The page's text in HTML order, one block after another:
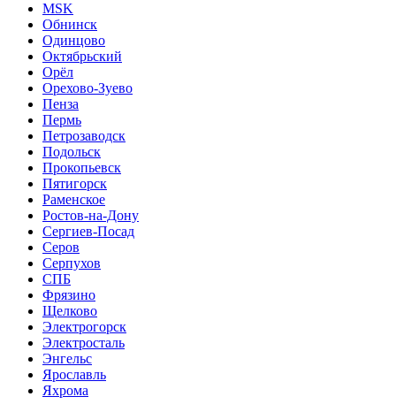
MSK
Обнинск
Одинцово
Октябрьский
Орёл
Орехово-Зуево
Пенза
Пермь
Петрозаводск
Подольск
Прокопьевск
Пятигорск
Раменское
Ростов-на-Дону
Сергиев-Посад
Серов
Серпухов
СПБ
Фрязино
Щелково
Электрогорск
Электросталь
Энгельс
Ярославль
Яхрома